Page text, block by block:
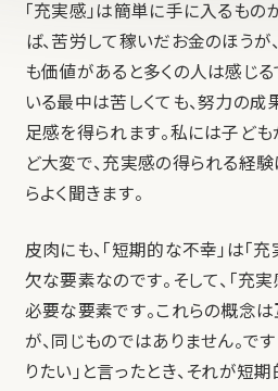
「充実感」は簡単に手に入るもの
ば、苦労して稼いだお金のほうが
も価値があると多くの人は感じる
いる最中は苦しくても、努力の
足感を得られます。私には子ど
ど大変で、充実感の得られる経
らよく聞きます。
皮肉にも、「短期的な不幸」は「
欠な要素なのです。そして、「充
必要な要素です。これらの概念
が、同じものではありません。で
りたい」と言ったとき、それが短